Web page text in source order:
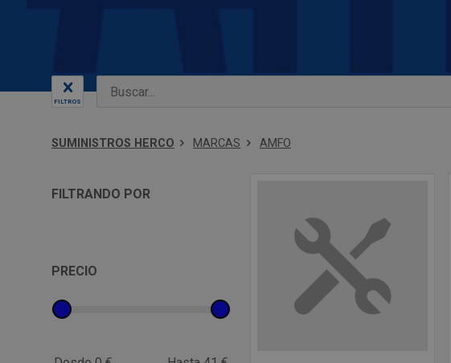
FILTROS
SUMINISTROS HERCO MARCAS AMFO
FILTRANDO POR
PRECIO